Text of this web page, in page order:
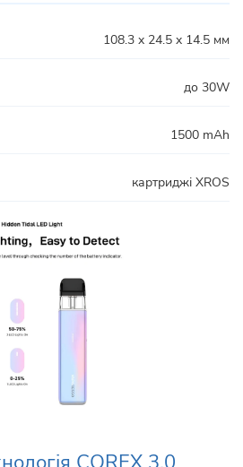
108.3 x 24.5 x 14.5 мм
до 30W
1500 mAh
картриджі XROS